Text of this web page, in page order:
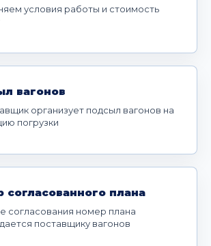
условия работы и стоимость
вагонов
организует подсыл вагонов на
погрузки
согласованного плана
согласования номер плана
поставщику вагонов